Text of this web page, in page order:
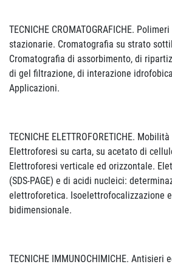
TECNICHE CROMATOGRAFICHE.
stazionarie. Cromatografia su strato
Cromatografia di assorbimento, di
di gel filtrazione, di interazione
Applicazioni.
TECNICHE ELETTROFORETICHE.
Elettroforesi su carta, su acetato di
Elettroforesi verticale ed orizzontale.
(SDS-PAGE) e di acidi nucleici:
elettroforetica. Isoelettrofocalizzazione
bidimensionale.
TECNICHE IMMUNOCHIMICHE. Antisieri